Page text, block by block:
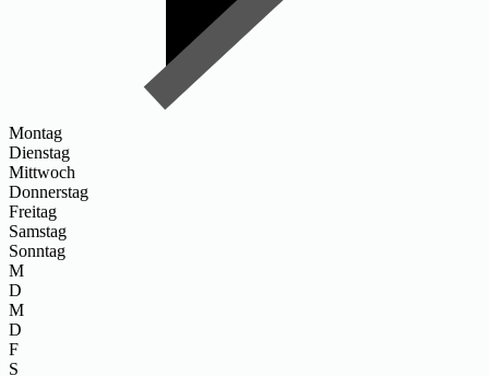
Montag
Dienstag
Mittwoch
Donnerstag
Freitag
Samstag
Sonntag
M
D
M
D
F
S